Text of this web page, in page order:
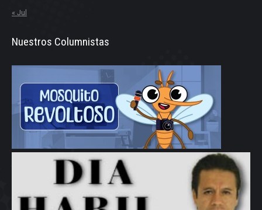
« Jul
Nuestros Columnistas